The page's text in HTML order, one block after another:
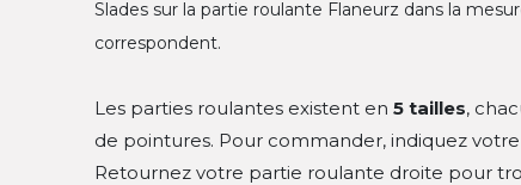
Slades sur la partie roulante Flaneurz dans la
correspondent.
Les parties roulantes existent en5 tailles,
de pointures. Pour commander, indiquez
Retournez votre partie roulante droite pour